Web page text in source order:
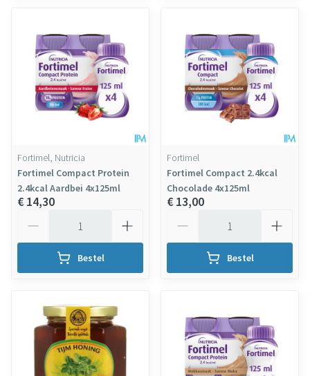
Fortimel, Nutricia
Fortimel Compact Protein
2.4kcal Aardbei 4x125ml
€ 14,30
Bestel
Fortimel
Fortimel Compact 2.4kcal
Chocolade 4x125ml
€ 13,00
Bestel